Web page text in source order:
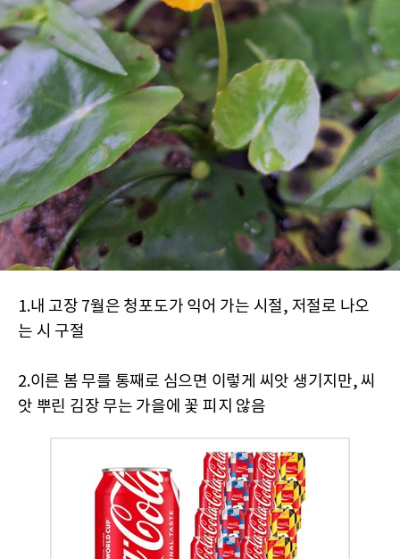
1.내 고장 7월은 청포도가 익어 가는 시절, 저절로 나오
는 시 구절
2.이른 봄 무를 통째로 심으면 이렇게 씨앗 생기지만, 씨
앗 뿌린 김장 무는 가을에 꽃 피지 않음